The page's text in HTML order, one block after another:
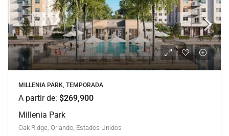
MILLENIA PARK, TEMPORADA
A partir de: $269,900
Millenia Park
Oak Ridge, Orlando, Estados Unidos